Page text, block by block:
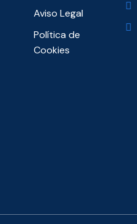
Aviso Legal
Política de
Cookies